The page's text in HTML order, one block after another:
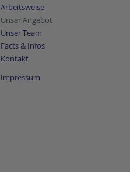
Arbeitsweise
Unser Angebot
Unser Team
Facts & Infos
Kontakt
Impressum